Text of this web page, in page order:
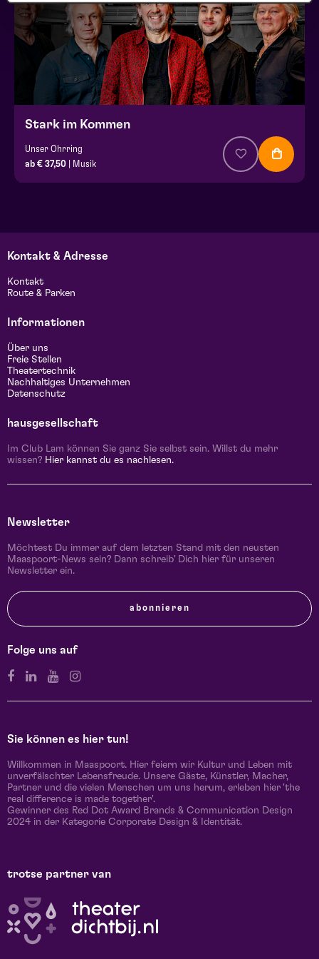
Stark im Kommen
Unser Ohrring
ab € 37,50 | Musik
Kontakt & Adresse
Kontakt
Route & Parken
Informationen
Über uns
Freie Stellen
Theatertechnik
Nachhaltiges Unternehmen
Datenschutz
hausgesellschaft
Im Club Lam können Sie ganz Sie selbst sein. Willst du mehr
wissen? Hier kannst du es nachlesen.
Newsletter
Möchtest Du immer auf dem letzten Stand mit den neusten
Maaspoort-News sein? Dann schreib' Dich hier für unseren
Newsletter ein.
abonnieren
Folge uns auf
Sie können es hier tun!
Willkommen in Maaspoort. Hier feiern wir Kultur und Leben mit
unverfälschter Lebensfreude. Unsere Gäste, Künstler, Macher,
Partner und die vielen Menschen um uns herum, erleben hier 'the
real difference is made together'.
Gewinner des Red Dot Award Brands & Communication Design
2024 in der Kategorie Corporate Design & Identität.
trotse partner van